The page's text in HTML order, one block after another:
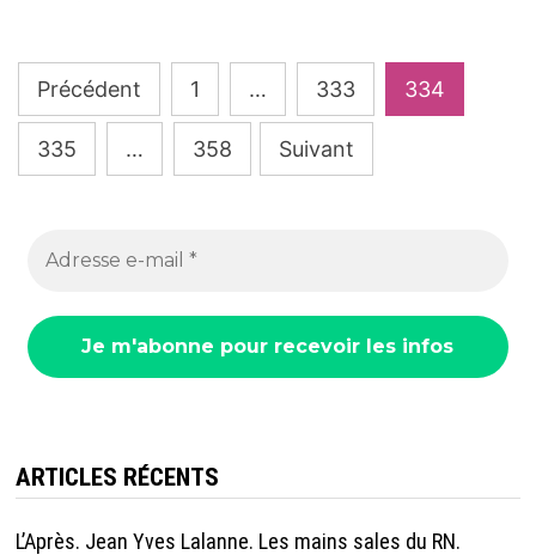
Pagination
des
publications
Précédent 1 … 333 334
335 … 358 Suivant
ARTICLES RÉCENTS
L’Après. Jean Yves Lalanne. Les mains sales du RN.